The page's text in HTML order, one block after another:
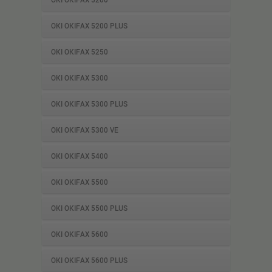
OKI OKIFAX 5200 PLUS
OKI OKIFAX 5250
OKI OKIFAX 5300
OKI OKIFAX 5300 PLUS
OKI OKIFAX 5300 VE
OKI OKIFAX 5400
OKI OKIFAX 5500
OKI OKIFAX 5500 PLUS
OKI OKIFAX 5600
OKI OKIFAX 5600 PLUS